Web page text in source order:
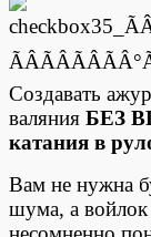
Создавать
валяния БЕЗ
катания в
Вам не нужна
шума, а войлок